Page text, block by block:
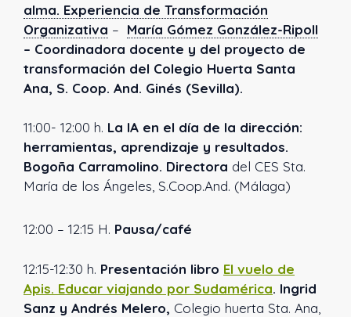
alma. Experiencia de Transformación
Organizativa – María Gómez González-Ripoll
– Coordinadora docente y del proyecto de
transformación del Colegio Huerta Santa
Ana, S. Coop. And. Ginés (Sevilla).
11:00- 12:00 h. La IA en el día de la dirección:
herramientas, aprendizaje y resultados.
Bogoña Carramolino. Directora del CES Sta.
María de los Ángeles, S.Coop.And. (Málaga)
12:00 – 12:15 H. Pausa/café
12:15-12:30 h. Presentación libro El vuelo de
Apis. Educar viajando por Sudamérica. Ingrid
Sanz y Andrés Melero, Colegio huerta Sta. Ana,